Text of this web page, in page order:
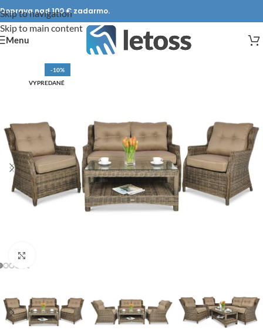
Skip to navigation
Skip to main content
Doprava nad 100 € zadarmo.
Menu
-10%
VYPREDANÉ